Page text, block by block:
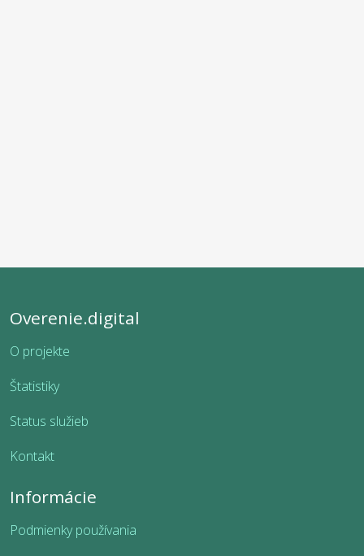
Overenie.digital
O projekte
Štatistiky
Status služieb
Kontakt
Informácie
Podmienky používania